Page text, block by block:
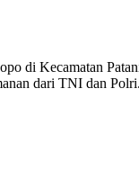
di Kecamatan
dari TNI dan